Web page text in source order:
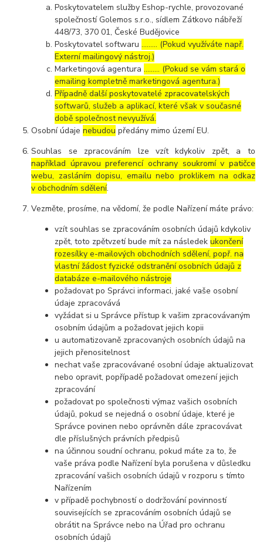
Poskytovatelem služby Eshop-rychle, provozované
společností Golemos s.r.o., sídlem Zátkovo nábřeží
448/73, 370 01, České Budějovice
Poskytovatel softwaru……… (Pokud využíváte např.
Externí mailingový nástroj.)
Marketingová agentura……… (Pokud se vám stará o
emailing kompletně marketingová agentura.)
Případně další poskytovatelé zpracovatelských
softwarů, služeb a aplikací, které však v současné
době společnost nevyužívá.
Osobní údajenebudou předány mimo území EU.
Souhlas se zpracováním lze vzít kdykoliv zpět, a to
například úpravou preferencí ochrany soukromí v patičce
webu, zasláním dopisu, emailu nebo proklikem na odkaz
v obchodním sdělení.
Vezměte, prosíme, na vědomí, že podle Nařízení máte právo:
vzít souhlas se zpracováním osobních údajů kdykoliv
zpět, toto zpětvzetí bude mít za následekukončení
rozesílky e-mailových obchodních sdělení, popř. na
vlastní žádost fyzické odstranění osobních údajů z
databáze e-mailového nástroje
požadovat po Správci informaci, jaké vaše osobní
údaje zpracovává
vyžádat si u Správce přístup k vašim zpracovávaným
osobním údajům a požadovat jejich kopii
u automatizovaně zpracovaných osobních údajů na
jejich přenositelnost
nechat vaše zpracovávané osobní údaje aktualizovat
nebo opravit, popřípadě požadovat omezení jejich
zpracování
požadovat po společnosti výmaz vašich osobních
údajů, pokud se nejedná o osobní údaje, které je
Správce povinen nebo oprávněn dále zpracovávat
dle příslušných právních předpisů
na účinnou soudní ochranu, pokud máte za to, že
vaše práva podle Nařízení byla porušena v důsledku
zpracování vašich osobních údajů v rozporu s tímto
Nařízením
v případě pochybností o dodržování povinností
souvisejících se zpracováním osobních údajů se
obrátit na Správce nebo na Úřad pro ochranu
osobních údajů